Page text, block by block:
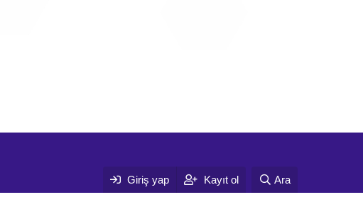
Giriş yap Kayıt ol Ara